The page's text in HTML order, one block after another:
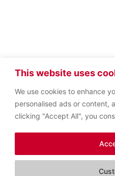
This website uses
We use cookies to enhance
personalised ads or content,
clicking "Accept All", you